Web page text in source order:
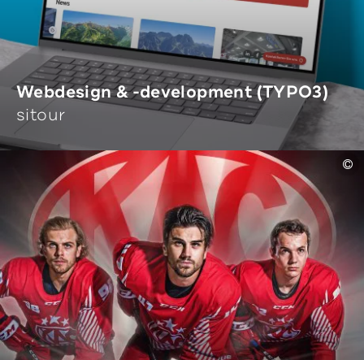
Webdesign & -development (TYPO3)
sitour